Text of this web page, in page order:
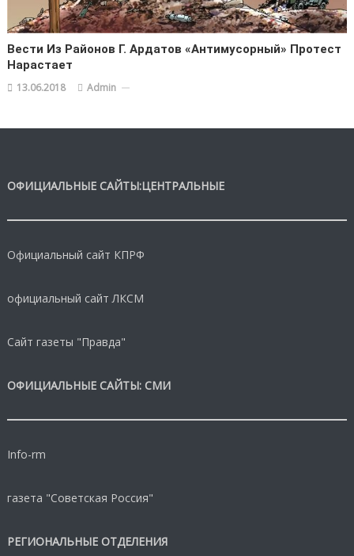
Вести Из Районов Г. Ардатов «Антимусорный» Протест
Нарастает
13.06.2018 Admin
ОФИЦИАЛЬНЫЕ САЙТЫ:ЦЕНТРАЛЬНЫЕ
Официальный сайт КПРФ
официальный сайт ЛКСМ
Сайт газеты "Правда"
ОФИЦИАЛЬНЫЕ САЙТЫ: СМИ
Info-rm
газета "Советская Россия"
РЕГИОНАЛЬНЫЕ ОТДЕЛЕНИЯ